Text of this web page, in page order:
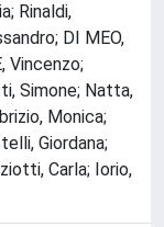
Rinaldi,
DI MEO,
Vincenzo;
Simone; Natta,
Monica;
Giordana;
Carla; Iorio,